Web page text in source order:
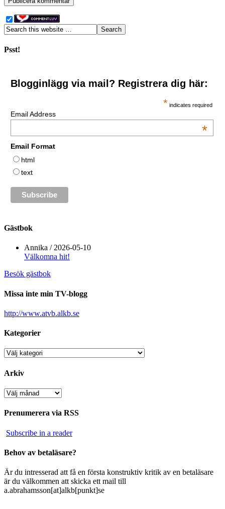
Psst!
Blogginlägg via mail? Registrera dig här:
* indicates required
Email Address
*
Email Format
html
text
Gästbok
Annika / 2026-05-10
Välkomna hit!
Besök gästbok
Missa inte min TV-blogg
http://www.atvb.alkb.se
Kategorier
Kategorier
Arkiv
Arkiv
Prenumerera via RSS
Subscribe in a reader
Behov av betaläsare?
Är du intresserad att få en första konstruktiv kritik av en betaläsare
är du välkommen att skicka ett mail till
a.abrahamsson[at]alkb[punkt]se